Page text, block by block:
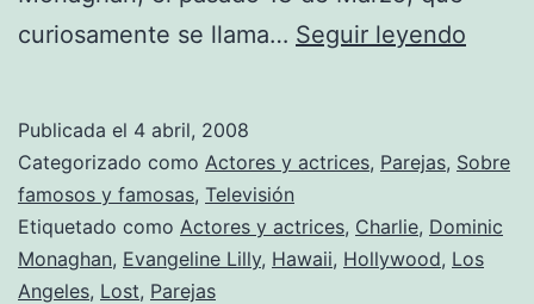
curiosamente se llama… Seguir leyendo
juntos
Publicada el 4 abril, 2008
Categorizado como Actores y actrices, Parejas, Sobre
famosos y famosas, Televisión
Etiquetado como Actores y actrices, Charlie, Dominic
Monaghan, Evangeline Lilly, Hawaii, Hollywood, Los
Angeles, Lost, Parejas